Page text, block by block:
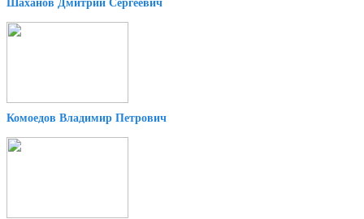
Шаханов Дмитрий Сергеевич
Комоедов Владимир Петрович